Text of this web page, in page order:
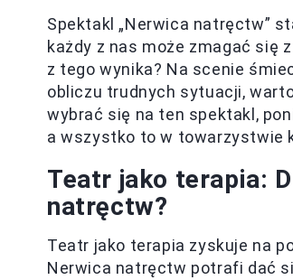
Spektakl „Nerwica natręctw”
każdy z nas może zmagać się
z tego wynika? Na scenie
obliczu trudnych sytuacji,
wybrać się na ten spektakl,
a wszystko to w towarzystwie
Teatr jako terapia:
natręctw?
Teatr jako terapia zyskuje na
Nerwica natręctw potrafi dać